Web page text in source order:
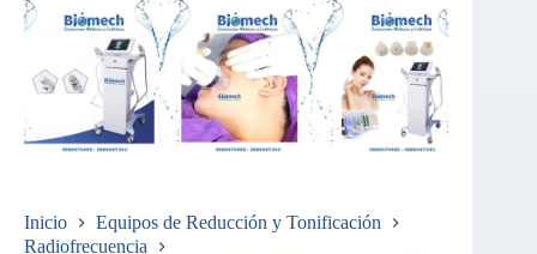
Inicio
Equipos de Reducción y Tonificación
Radiofrecuencia